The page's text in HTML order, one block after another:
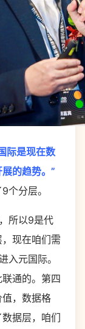
际是现在数
的趋势。”
个分层。
所以9是代
现在咱们需
入元国际。
通的。第四
，数据格
据层，咱们